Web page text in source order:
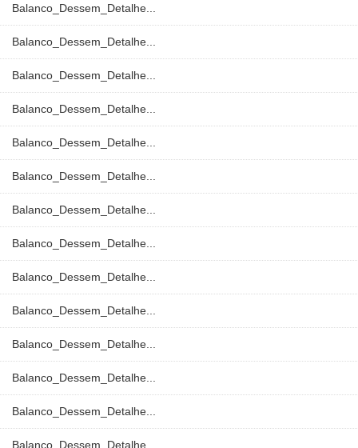
Balanco_Dessem_Detalhe...
Balanco_Dessem_Detalhe...
Balanco_Dessem_Detalhe...
Balanco_Dessem_Detalhe...
Balanco_Dessem_Detalhe...
Balanco_Dessem_Detalhe...
Balanco_Dessem_Detalhe...
Balanco_Dessem_Detalhe...
Balanco_Dessem_Detalhe...
Balanco_Dessem_Detalhe...
Balanco_Dessem_Detalhe...
Balanco_Dessem_Detalhe...
Balanco_Dessem_Detalhe...
Balanco_Dessem_Detalhe...